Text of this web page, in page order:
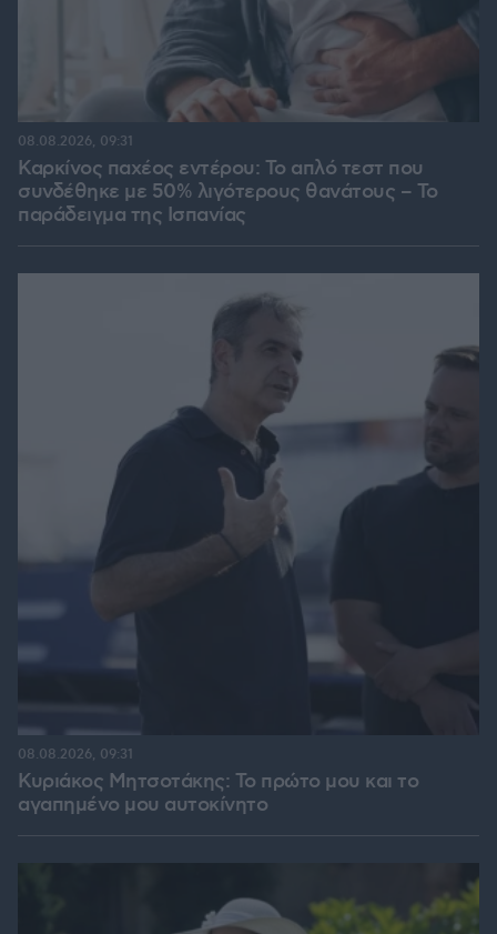
Καρκίνος παχέος εντέρου: Το απλό τεστ που
συνδέθηκε με 50% λιγότερους θανάτους – Το
παράδειγμα της Ισπανίας
08.08.2026, 09:31
Κυριάκος Μητσοτάκης: Το πρώτο μου και το
αγαπημένο μου αυτοκίνητο
08.08.2026, 09:31